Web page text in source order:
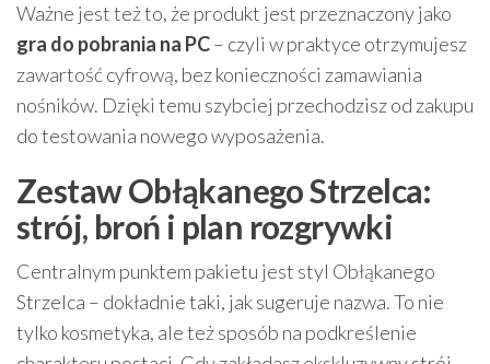
Ważne jest też to, że produkt jest przeznaczony jako
gra do pobrania na PC– czyli w praktyce otrzymujesz
zawartość cyfrową, bez konieczności zamawiania
nośników. Dzięki temu szybciej przechodzisz od zakupu
do testowania nowego wyposażenia.
Zestaw Obłąkanego Strzelca:
strój, broń i plan rozgrywki
Centralnym punktem pakietu jest styl Obłąkanego
Strzelca – dokładnie taki, jak sugeruje nazwa. To nie
tylko kosmetyka, ale też sposób na podkreślenie